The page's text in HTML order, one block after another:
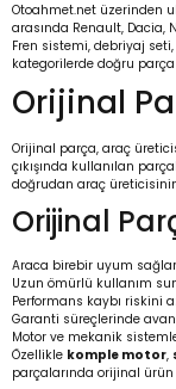
Otoahmet.net üzerinden
arasında Renault, Dacia,
Fren sistemi, debriyaj
kategorilerde doğru
Orijinal
Orijinal parça, araç
çıkışında kullanılan
doğrudan araç
Orijinal
Araca birebir uyum sağlar
Uzun ömürlü kullanım
Performans kaybı riskini
Garanti süreçlerinde
Motor ve mekanik
Özellikle komple motor,
parçalarında orijinal ürün